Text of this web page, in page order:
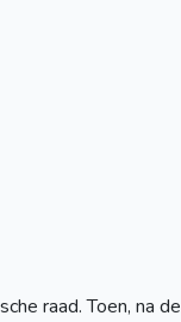
raad. Toen, na de